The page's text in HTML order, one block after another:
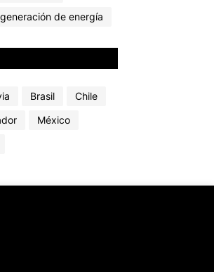
generación de energía
Brasil
Chile
México